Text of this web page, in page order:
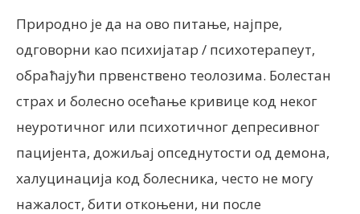
Природно је да на ово питање, најпре,
одговорни као психијатар / психотерапеут,
обраћајући првенствено теолозима. Болестан
страх и болесно осећање кривице код неког
неуротичног или психотичног депресивног
пацијента, дожиљај опседнутости од демона,
халуцинација код болесника, често не могу
нажалост, бити откоњени, ни после